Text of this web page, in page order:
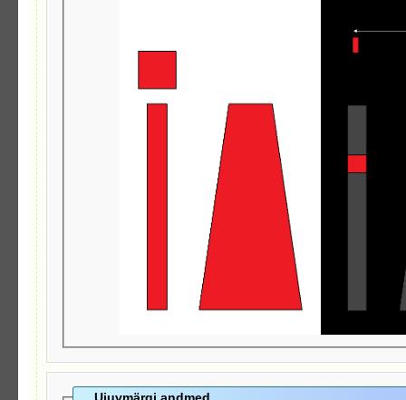
Ujuvmärgi andmed